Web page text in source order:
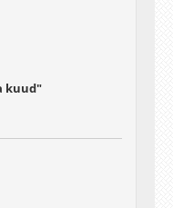
kuud"